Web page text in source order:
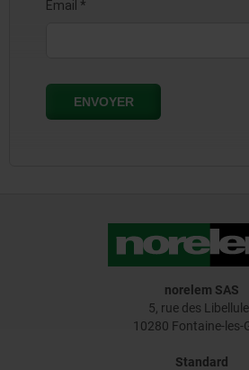
norelem SAS
5, rue des
10280 Fontaine-les-
Standard